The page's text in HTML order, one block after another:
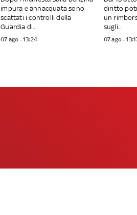
impura e annacquata sono
scattati i controlli della
Guardia di...
07 ago - 13:24
diritto
un
sugli...
07 ago -